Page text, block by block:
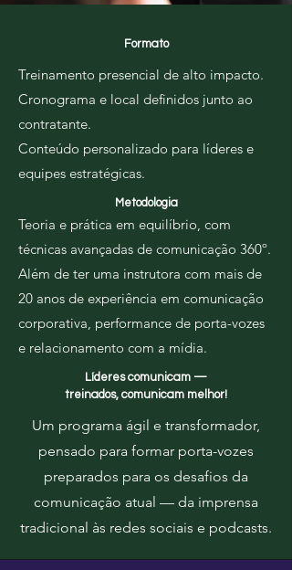
Formato
Treinamento presencial de alto impacto.
Cronograma e local definidos junto ao
contratante.
Conteúdo personalizado para líderes e
equipes estratégicas.
Metodologia
Teoria e prática em equilíbrio, com
técnicas avançadas de comunicação 360º.
Além de ter uma instrutora com mais de
20 anos de experiência em comunicação
corporativa, performance de porta-vozes
e relacionamento com a mídia.
Líderes comunicam —
treinados, comunicam melhor!
Um programa ágil e transformador,
pensado para formar porta-vozes
preparados para os desafios da
comunicação atual — da imprensa
tradicional às redes sociais e podcasts.